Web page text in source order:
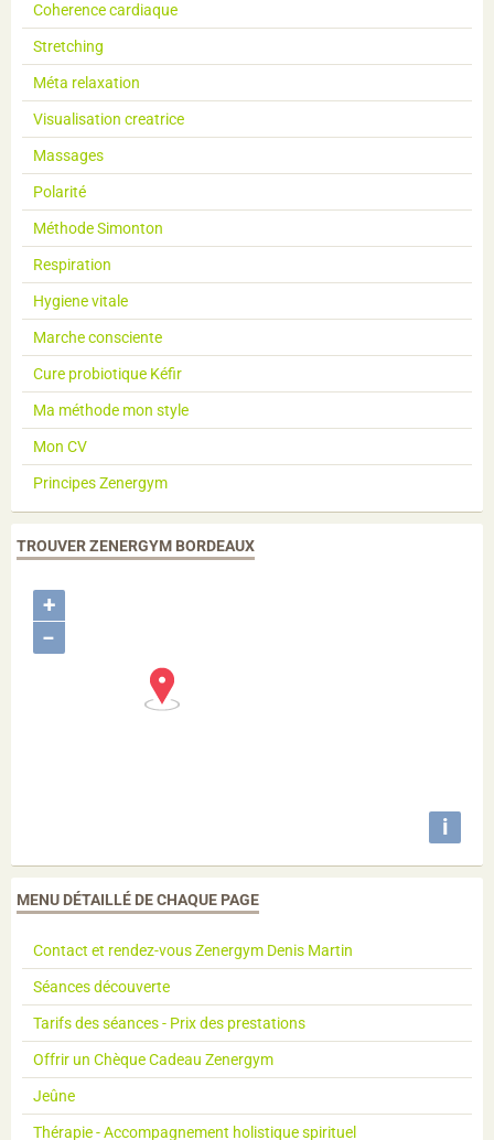
Coherence cardiaque
Stretching
Méta relaxation
Visualisation creatrice
Massages
Polarité
Méthode Simonton
Respiration
Hygiene vitale
Marche consciente
Cure probiotique Kéfir
Ma méthode mon style
Mon CV
Principes Zenergym
TROUVER ZENERGYM BORDEAUX
+
−
i
MENU DÉTAILLÉ DE CHAQUE PAGE
Contact et rendez-vous Zenergym Denis Martin
Séances découverte
Tarifs des séances - Prix des prestations
Offrir un Chèque Cadeau Zenergym
Jeûne
Thérapie - Accompagnement holistique spirituel